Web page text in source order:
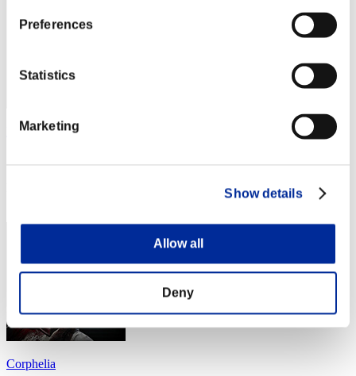
Preferences
Statistics
Marketing
Show details
Allow all
Deny
Naikee
Corphelia